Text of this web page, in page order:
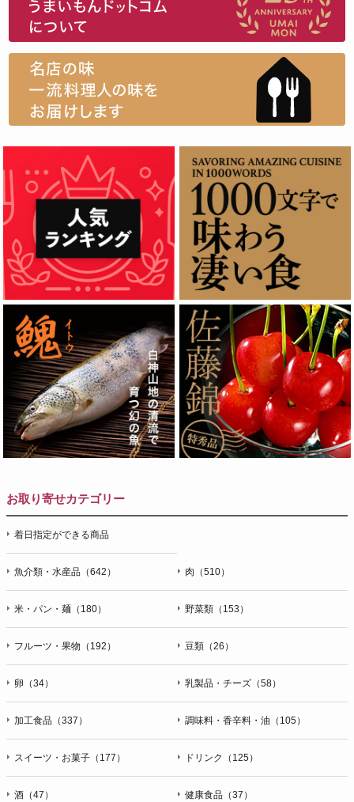
お取り寄せカテゴリー
着日指定ができる商品
魚介類・水産品（642） 肉（510）
米・パン・麺（180） 野菜類（153）
フルーツ・果物（192） 豆類（26）
卵（34） 乳製品・チーズ（58）
加工食品（337） 調味料・香辛料・油（105）
スイーツ・お菓子（177） ドリンク（125）
酒（47） 健康食品（37）